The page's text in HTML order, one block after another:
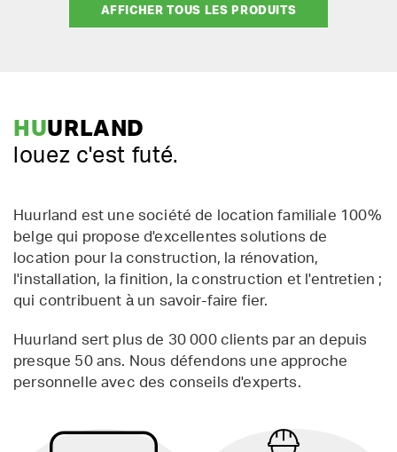
AFFICHER TOUS LES PRODUITS
HUURLAND
louez c'est futé.
Huurland est une société de location familiale 100%
belge qui propose d'excellentes solutions de
location pour la construction, la rénovation,
l'installation, la finition, la construction et l'entretien ;
qui contribuent à un savoir-faire fier.
Huurland sert plus de 30 000 clients par an depuis
presque 50 ans. Nous défendons une approche
personnelle avec des conseils d'experts.